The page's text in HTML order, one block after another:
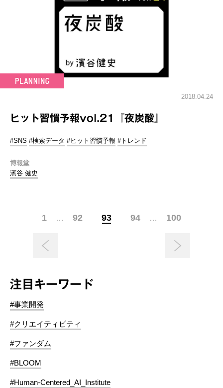
2018.04.24
ヒット習慣予報vol.21『夜炭酸』
#SNS #検索データ #ヒット習慣予報 #トレンド
博報堂
濱谷 健史
1 … 92 93 94 … 100
注目キーワード
#事業開発
#クリエイティビティ
#ファンダム
#BLOOM
#Human-Centered_AI_Institute